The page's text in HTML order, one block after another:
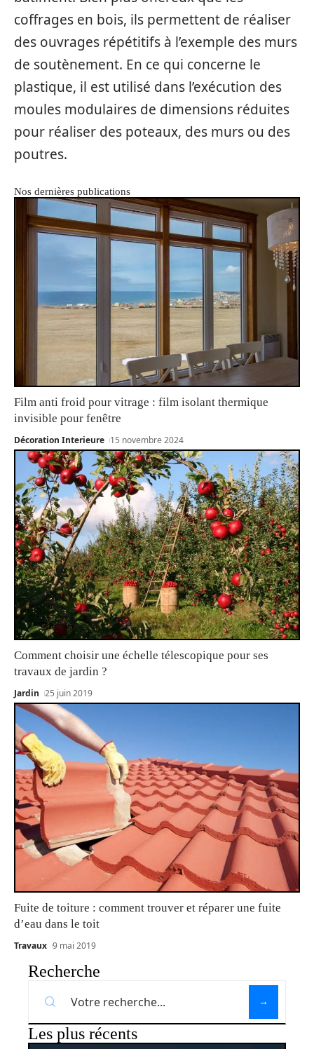
coffrages en bois, ils permettent de réaliser
des ouvrages répétitifs à l’exemple des murs
de soutènement. En ce qui concerne le
plastique, il est utilisé dans l’exécution des
moules modulaires de dimensions réduites
pour réaliser des poteaux, des murs ou des
poutres.
Nos dernières publications
Film anti froid pour vitrage : film isolant thermique
invisible pour fenêtre
Décoration Interieure 15 novembre 2024
Comment choisir une échelle télescopique pour ses
travaux de jardin ?
Jardin 25 juin 2019
Fuite de toiture : comment trouver et réparer une fuite
d’eau dans le toit
Travaux 9 mai 2019
Recherche
Les plus récents